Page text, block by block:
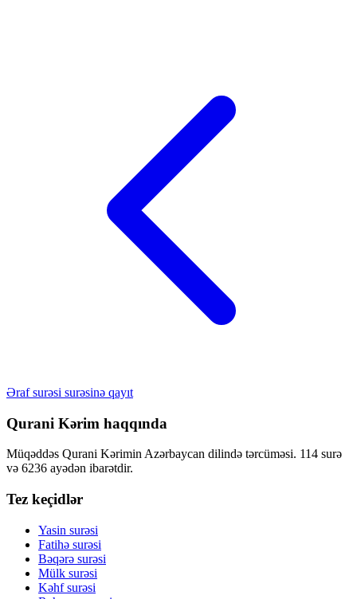
Əraf surəsi surəsinə qayıt
Qurani Kərim haqqında
Müqəddəs Qurani Kərimin Azərbaycan dilində tərcüməsi. 114 surə
və 6236 ayədən ibarətdir.
Tez keçidlər
Yasin surəsi
Fatihə surəsi
Bəqərə surəsi
Mülk surəsi
Kəhf surəsi